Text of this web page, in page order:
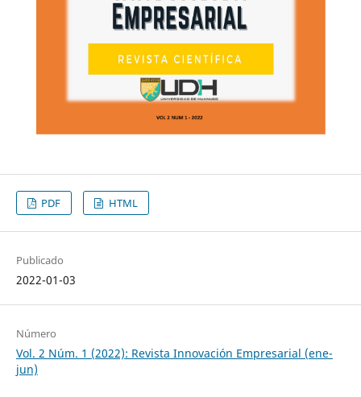
PDF HTML
Publicado
2022-01-03
Número
Vol. 2 Núm. 1 (2022): Revista Innovación Empresarial (ene-
jun)